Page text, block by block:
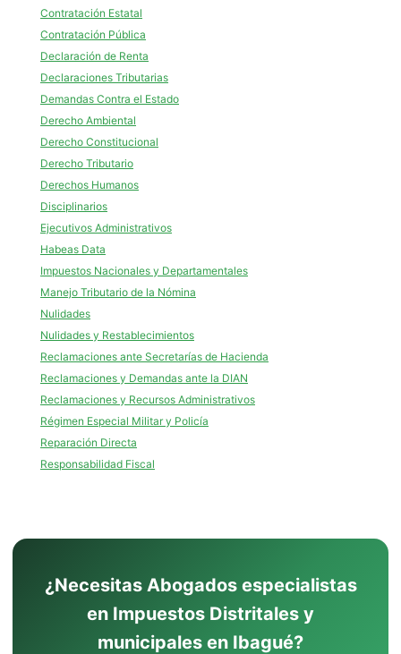
Contratación Estatal
Contratación Pública
Declaración de Renta
Declaraciones Tributarias
Demandas Contra el Estado
Derecho Ambiental
Derecho Constitucional
Derecho Tributario
Derechos Humanos
Disciplinarios
Ejecutivos Administrativos
Habeas Data
Impuestos Nacionales y Departamentales
Manejo Tributario de la Nómina
Nulidades
Nulidades y Restablecimientos
Reclamaciones ante Secretarías de Hacienda
Reclamaciones y Demandas ante la DIAN
Reclamaciones y Recursos Administrativos
Régimen Especial Militar y Policía
Reparación Directa
Responsabilidad Fiscal
¿Necesitas Abogados especialistas
en Impuestos Distritales y
municipales en Ibagué?